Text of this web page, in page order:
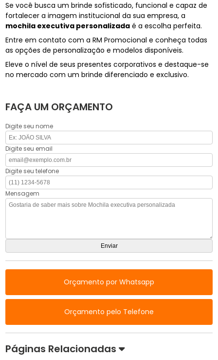
Se você busca um brinde sofisticado, funcional e capaz de
fortalecer a imagem institucional da sua empresa, a
mochila executiva personalizada é a escolha perfeita.
Entre em contato com a RM Promocional e conheça todas
as opções de personalização e modelos disponíveis.
Eleve o nível de seus presentes corporativos e destaque-se
no mercado com um brinde diferenciado e exclusivo.
FAÇA UM ORÇAMENTO
Digite seu nome
Digite seu email
Digite seu telefone
Mensagem
Orçamento por Whatsapp
Orçamento pelo Telefone
Páginas Relacionadas